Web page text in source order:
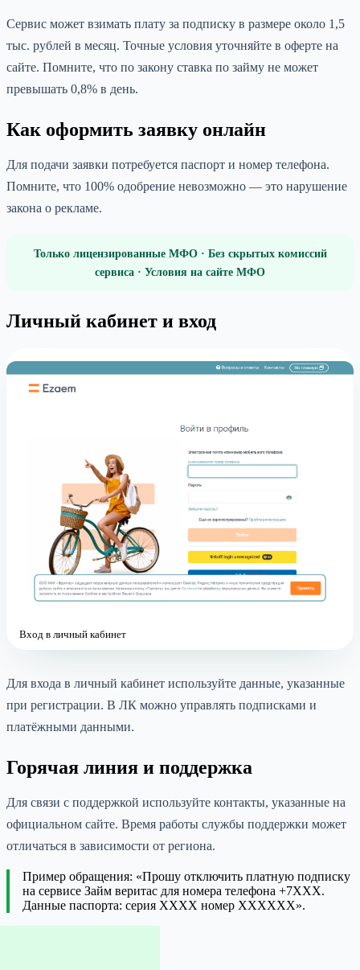
Сервис может взимать плату за подписку в размере около 1,5
тыс. рублей в месяц. Точные условия уточняйте в оферте на
сайте. Помните, что по закону ставка по займу не может
превышать 0,8% в день.
Как оформить заявку онлайн
Для подачи заявки потребуется паспорт и номер телефона.
Помните, что 100% одобрение невозможно — это нарушение
закона о рекламе.
Только лицензированные МФО · Без скрытых комиссий
сервиса · Условия на сайте МФО
Личный кабинет и вход
Вход в личный кабинет
Для входа в личный кабинет используйте данные, указанные
при регистрации. В ЛК можно управлять подписками и
платёжными данными.
Горячая линия и поддержка
Для связи с поддержкой используйте контакты, указанные на
официальном сайте. Время работы службы поддержки может
отличаться в зависимости от региона.
Пример обращения: «Прошу отключить платную подписку
на сервисе Займ веритас для номера телефона +7XXX.
Данные паспорта: серия XXXX номер XXXXXX».